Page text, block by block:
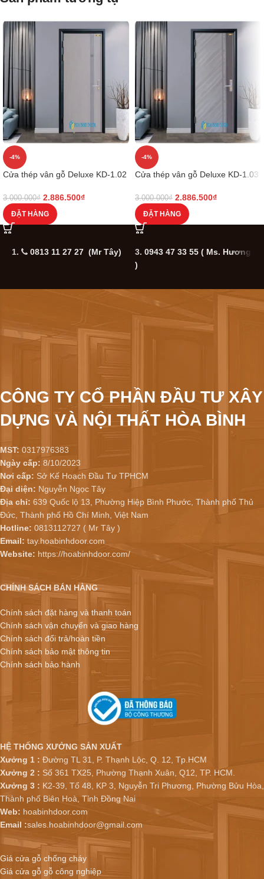
-4%
Cửa thép vân gỗ Deluxe KD-1.02
3.000.000₫ 2.886.500₫
ĐẶT HÀNG
-4%
Cửa thép vân gỗ Deluxe KD-1.03
3.000.000₫ 2.886.500₫
ĐẶT HÀNG
1. 0813 11 27 27 (Mr Tây) 3. 0943 47 33 55 ( Ms. Hương
)
CÔNG TY CỔ PHẦN ĐẦU TƯ XÂY
DỰNG VÀ NỘI THẤT HÒA BÌNH
MST: 0317976383
Ngày cấp: 8/10/2023
Nơi cấp: Sở Kế Hoạch Đầu Tư TPHCM
Đại diện: Nguyễn Ngọc Tây
Địa chỉ: 639 Quốc lộ 13, Phường Hiệp Bình Phước, Thành phố Thủ
Đức, Thành phố Hồ Chí Minh, Việt Nam
Hotline: 0813112727 ( Mr Tây )
Email: tay.hoabinhdoor.com
Website: https://hoabinhdoor.com/
CHÍNH SÁCH BÁN HÀNG
Chính sách đặt hàng và thanh toán
Chính sách vận chuyển và giao hàng
Chính sách đổi trả/hoàn tiền
Chính sách bảo mật thông tin
Chính sách bảo hành
HỆ THỐNG XƯỞNG SẢN XUẤT
Xưởng 1 : Đường TL 31, P. Thạnh Lộc, Q. 12, Tp.HCM
Xưởng 2 : Số 361 TX25, Phường Thạnh Xuân, Q12, TP. HCM.
Xưởng 3 : K2-39, Tổ 48, KP 3, Nguyễn Tri Phương, Phường Bửu Hòa,
Thành phố Biên Hoà, Tỉnh Đồng Nai
Web: hoabinhdoor.com
Email :sales.hoabinhdoor@gmail.com
Giá cửa gỗ chống cháy
Giá cửa gỗ gỗ công nghiệp